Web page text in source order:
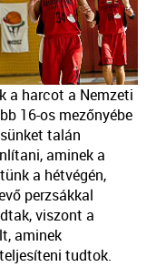
a harcot a Nemzeti
16-os mezőnyébe
talán
aminek a
a hétvégén,
perzsákkal
viszont a
aminek
tudtok.